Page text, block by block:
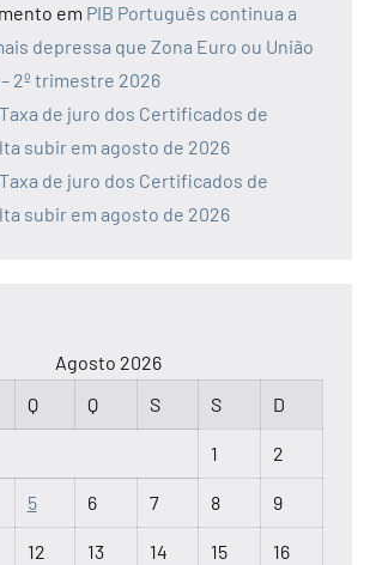
em PIB Português continua a
depressa que Zona Euro ou União
2º trimestre 2026
Taxa de juro dos Certificados de
subir em agosto de 2026
Taxa de juro dos Certificados de
subir em agosto de 2026
Agosto 2026
Q Q S S D
1 2
5 6 7 8 9
12 13 14 15 16